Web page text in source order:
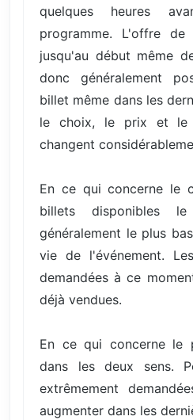
quelques heures
programme. L'offre
jusqu'au début même
donc généralement
billet même dans les
le choix, le prix et le
changent
En ce qui concerne le
billets disponibles
généralement le plus
vie de l'événement.
demandées à ce
déjà vendues.
En ce qui concerne le
dans les deux sens.
extrêmement
augmenter dans les